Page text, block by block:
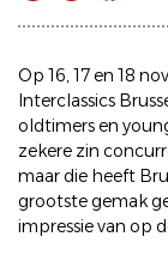
Op 16, 17 en 18
Interclassics
oldtimers en
zekere zin
maar die heeft
grootste gemak
impressie van op